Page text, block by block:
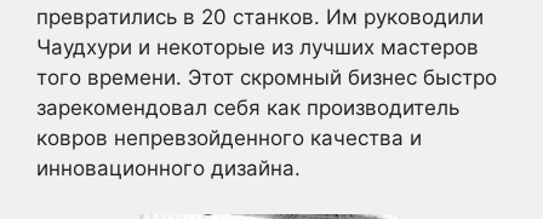
превратились в 20 станков. Им руководили
Чаудхури и некоторые из лучших мастеров
того времени. Этот скромный бизнес быстро
зарекомендовал себя как производитель
ковров непревзойденного качества и
инновационного дизайна.